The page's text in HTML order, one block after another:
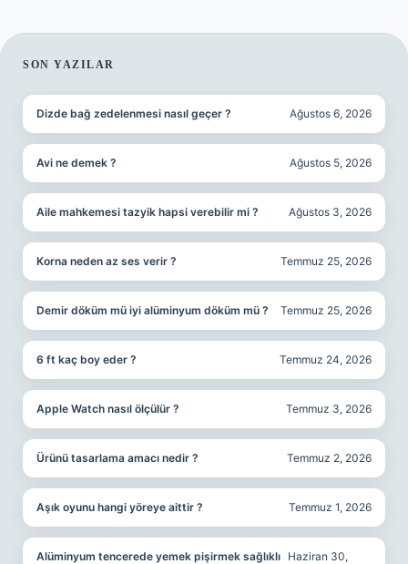
SIDEBAR
SON YAZILAR
Dizde bağ zedelenmesi nasıl geçer ? Ağustos 6, 2026
Avi ne demek ? Ağustos 5, 2026
Aile mahkemesi tazyik hapsi verebilir mi ? Ağustos 3, 2026
Korna neden az ses verir ? Temmuz 25, 2026
Demir döküm mü iyi alüminyum döküm mü ? Temmuz 25, 2026
6 ft kaç boy eder ? Temmuz 24, 2026
Apple Watch nasıl ölçülür ? Temmuz 3, 2026
Ürünü tasarlama amacı nedir ? Temmuz 2, 2026
Aşık oyunu hangi yöreye aittir ? Temmuz 1, 2026
Alüminyum tencerede yemek pişirmek sağlıklı Haziran 30,